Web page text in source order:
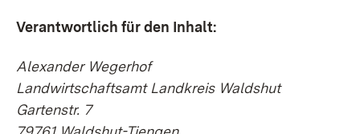
Verantwortlich für den Inhalt:
Alexander Wegerhof
Landwirtschaftsamt Landkreis Waldshut
Gartenstr. 7